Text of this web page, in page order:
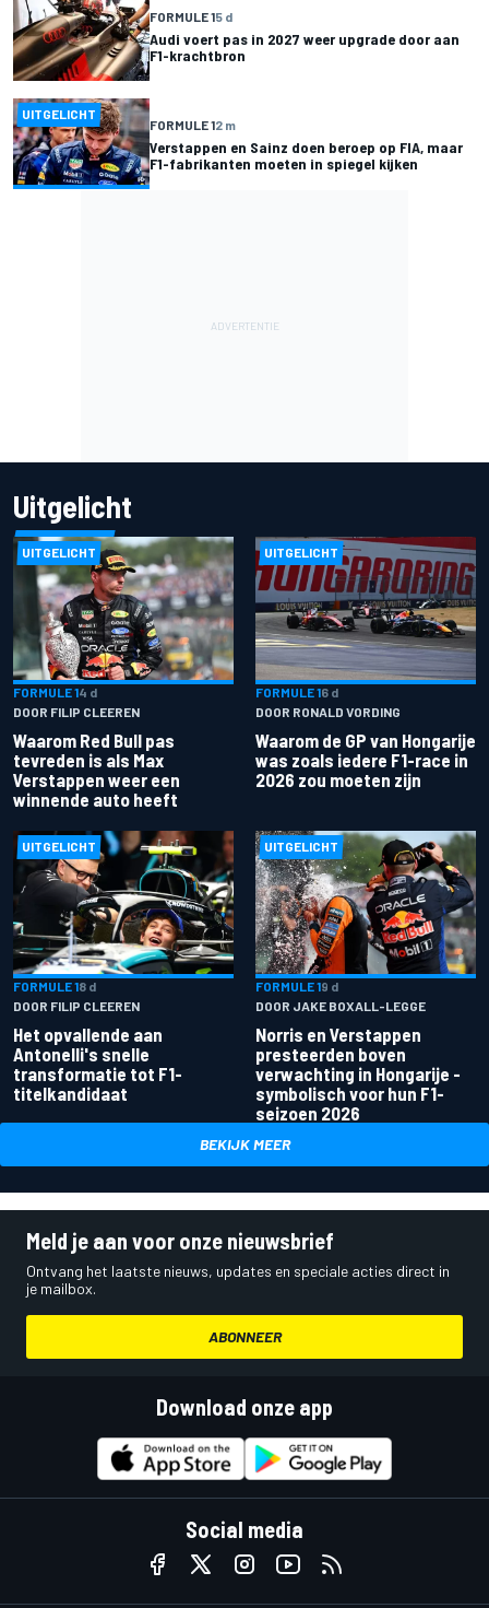
FORMULE 15 d
Audi voert pas in 2027 weer upgrade door aan
F1-krachtbron
UITGELICHT
FORMULE 12 m
Verstappen en Sainz doen beroep op FIA, maar
F1-fabrikanten moeten in spiegel kijken
Uitgelicht
UITGELICHT
FORMULE 14 d
DOOR FILIP CLEEREN
Waarom Red Bull pas
tevreden is als Max
Verstappen weer een
winnende auto heeft
UITGELICHT
FORMULE 16 d
DOOR RONALD VORDING
Waarom de GP van Hongarije
was zoals iedere F1-race in
2026 zou moeten zijn
UITGELICHT
FORMULE 18 d
DOOR FILIP CLEEREN
Het opvallende aan
Antonelli's snelle
transformatie tot F1-
titelkandidaat
UITGELICHT
FORMULE 19 d
DOOR JAKE BOXALL-LEGGE
Norris en Verstappen
presteerden boven
verwachting in Hongarije -
symbolisch voor hun F1-
seizoen 2026
BEKIJK MEER
Meld je aan voor onze nieuwsbrief
Ontvang het laatste nieuws, updates en speciale acties direct in
je mailbox.
ABONNEER
Download onze app
Social media